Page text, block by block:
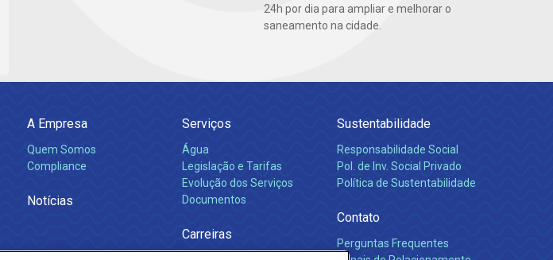
24h por dia para ampliar e melhorar o
saneamento na cidade.
A Empresa
Quem Somos
Compliance
Notícias
Serviços
Água
Legislação e Tarifas
Evolução dos Serviços
Documentos
Carreiras
Sustentabilidade
Responsabilidade Social
Pol. de Inv. Social Privado
Política de Sustentabilidade
Contato
Perguntas Frequentes